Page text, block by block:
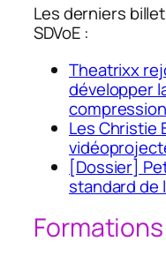
Les derniers
SDVoE :
Theatrixx
développer
compression
Les Christie
[Dossier]
standard de